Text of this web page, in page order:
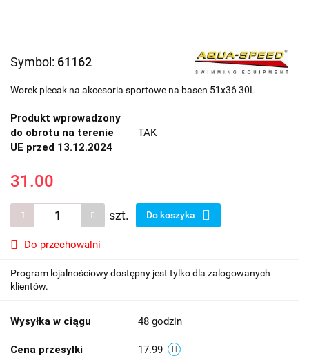
Symbol: 61162
Worek plecak na akcesoria sportowe na basen 51x36 30L
Produkt wprowadzony
do obrotu na terenie
UE przed 13.12.2024
TAK
31.00
szt. Do koszyka
Do przechowalni
Program lojalnościowy dostępny jest tylko dla zalogowanych
klientów.
Wysyłka w ciągu 48 godzin
Cena przesyłki 17.99